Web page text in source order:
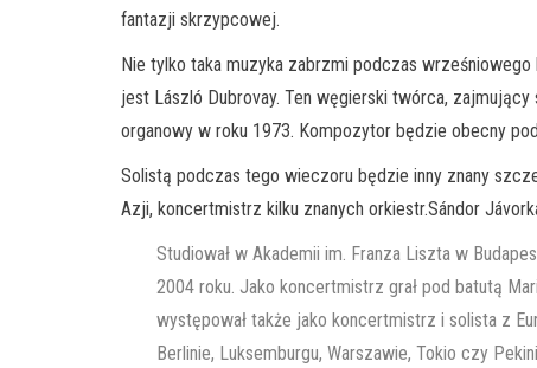
fantazji skrzypcowej.
Nie tylko taka muzyka zabrzmi podczas
jest László Dubrovay. Ten węgierski twórca,
organowy w roku 1973. Kompozytor będzie obecny
Solistą podczas tego wieczoru będzie inny znany
Azji, koncertmistrz kilku znanych orkiestr.Sándor
Studiował w Akademii im. Franza Liszta w
2004 roku. Jako koncertmistrz grał pod batutą
występował także jako koncertmistrz i solista z
Berlinie, Luksemburgu, Warszawie, Tokio czy